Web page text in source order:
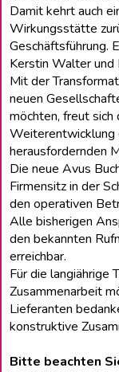
Damit kehrt auch
Wirkungsstätte
Geschäftsführung.
Kerstin Walter und
Mit der
neuen
möchten, freut
Weiterentwicklung
herausfordernden
Die neue Avus
Firmensitz in der
den operativen
Alle bisherigen
den bekannten
erreichbar.
Für die langiährige
Zusammenarbeit
Lieferanten
konstruktive
Bitte beachten